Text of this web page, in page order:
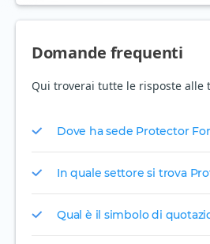
Domande frequenti
Qui troverai tutte le risposte alle
Dove ha sede Protector
In quale settore si trova
Qual è il simbolo di